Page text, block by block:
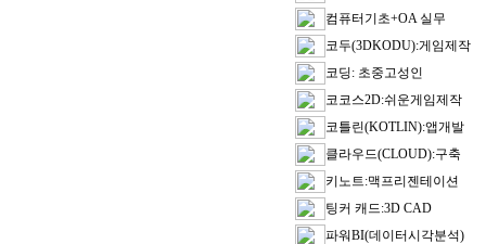
컴퓨터기초+OA 실무
코두(3DKODU):게임제작
코딩: 초중고성인
코코스2D:쉬운게임제작
코틀린(KOTLIN):앱개발
클라우드(CLOUD):구축
키노트:맥프리젠테이션
팅커 캐드:3D CAD
파워BI(데이터시각분석)